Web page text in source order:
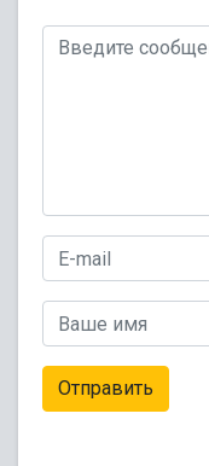
Отправить